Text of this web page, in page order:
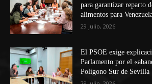
para garantizar reparto
alimentos para
29 julio, 2026
El PSOE exige
Parlamento por el
Polígono Sur de Sevilla